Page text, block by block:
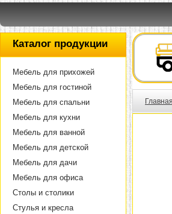
Каталог продукции
Мебель для прихожей
Мебель для гостиной
Мебель для спальни
Мебель для кухни
Мебель для ванной
Мебель для детской
Мебель для дачи
Мебель для офиса
Столы и столики
Стулья и кресла
Главная